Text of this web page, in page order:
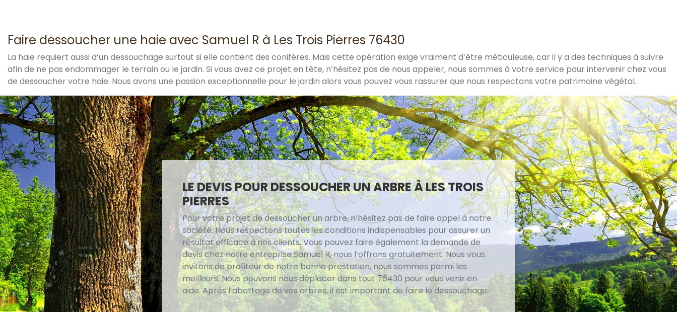
Faire dessoucher une haie avec Samuel R à Les Trois Pierres 76430
La haie requiert aussi d’un dessouchage surtout si elle contient des conifères. Mais cette opération exige vraiment d’être méticuleuse, car il y a des techniques à suivre
afin de ne pas endommager le terrain ou le jardin. Si vous avez ce projet en tête, n’hésitez pas de nous appeler, nous sommes à votre service pour intervenir chez vous
de dessoucher votre haie. Nous avons une passion exceptionnelle pour le jardin alors vous pouvez vous rassurer que nous respectons votre patrimoine végétal.
LE DEVIS POUR DESSOUCHER UN ARBRE À LES TROIS
PIERRES
Pour votre projet de dessoucher un arbre, n’hésitez pas de faire appel à notre
société. Nous respectons toutes les conditions indispensables pour assurer un
résultat efficace à nos clients. Vous pouvez faire également la demande de
devis chez notre entreprise Samuel R, nous l’offrons gratuitement. Nous vous
invitons de profiteur de notre bonne prestation, nous sommes parmi les
meilleurs. Nous pouvons nous déplacer dans tout 76430 pour vous venir en
aide. Après l’abattage de vos arbres, il est important de faire le dessouchage.